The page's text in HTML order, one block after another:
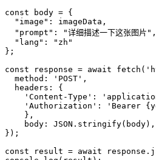
const body = {
  "image": imageData,
  "prompt": "详细描述一下这张图片",
  "lang": "zh"
};
const response = await
  method: 'POST',
  headers: {
'Content-Type':
'Authorization': 'Bearer
    },
    body: JSON.stringify(body),
});
const result = await